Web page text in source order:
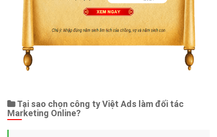
Tại sao chọn công ty Việt Ads làm đối tác
Marketing Online?